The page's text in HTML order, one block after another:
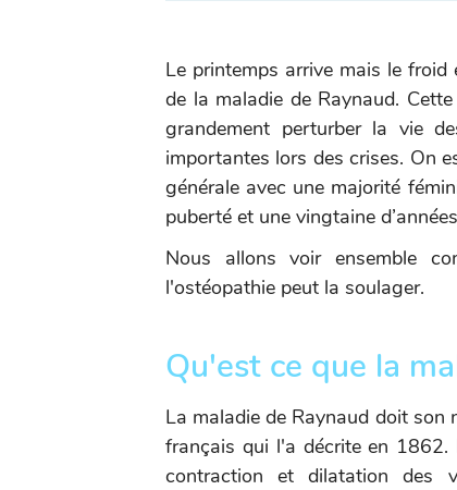
Le printemps arrive mais le
de la maladie de Raynaud.
grandement perturber la vie
importantes lors des crises. On
générale avec une majorité
puberté et une vingtaine
Nous allons voir ensemble
l'ostéopathie peut la soulager.
Qu'est ce que la
La maladie de Raynaud doit
français qui l'a décrite en
contraction et dilatation des